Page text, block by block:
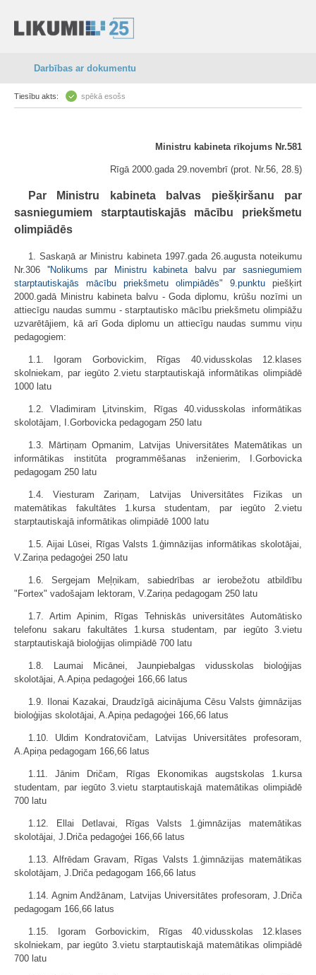
Darbības ar dokumentu
Tiesību akts: spēkā esošs
Ministru kabineta rīkojums Nr.581
Rīgā 2000.gada 29.novembrī (prot. Nr.56, 28.§)
Par Ministru kabineta balvas piešķiršanu par
sasniegumiem starptautiskajās mācību priekšmetu
olimpiādēs
1. Saskaņā ar Ministru kabineta 1997.gada 26.augusta noteikumu
Nr.306 ''Nolikums par Ministru kabineta balvu par sasniegumiem
starptautiskajās mācību priekšmetu olimpiādēs" 9.punktu piešķirt
2000.gadā Ministru kabineta balvu - Goda diplomu, krūšu nozīmi un
attiecīgu naudas summu - starptautisko mācību priekšmetu olimpiāžu
uzvarētājiem, kā arī Goda diplomu un attiecīgu naudas summu viņu
pedagogiem:
1.1. Igoram Gorbovickim, Rīgas 40.vidusskolas 12.klases
skolniekam, par iegūto 2.vietu starptautiskajā informātikas olimpiādē
1000 latu
1.2. Vladimiram Ļitvinskim, Rīgas 40.vidusskolas informātikas
skolotājam, I.Gorbovicka pedagogam 250 latu
1.3. Mārtiņam Opmanim, Latvijas Universitātes Matemātikas un
informātikas institūta programmēšanas inženierim, I.Gorbovicka
pedagogam 250 latu
1.4. Viesturam Zariņam, Latvijas Universitātes Fizikas un
matemātikas fakultātes 1.kursa studentam, par iegūto 2.vietu
starptautiskajā informātikas olimpiādē 1000 latu
1.5. Aijai Lūsei, Rīgas Valsts 1.ģimnāzijas informātikas skolotājai,
V.Zariņa pedagoģei 250 latu
1.6. Sergejam Meļņikam, sabiedrības ar ierobežotu atbildību
"Fortex" vadošajam lektoram, V.Zariņa pedagogam 250 latu
1.7. Artim Apinim, Rīgas Tehniskās universitātes Automātisko
telefonu sakaru fakultātes 1.kursa studentam, par iegūto 3.vietu
starptautiskajā bioloģijas olimpiādē 700 latu
1.8. Laumai Micānei, Jaunpiebalgas vidusskolas bioloģijas
skolotājai, A.Apiņa pedagoģei 166,66 latus
1.9. Ilonai Kazakai, Draudzīgā aicinājuma Cēsu Valsts ģimnāzijas
bioloģijas skolotājai, A.Apiņa pedagoģei 166,66 latus
1.10. Uldim Kondratovičam, Latvijas Universitātes profesoram,
A.Apiņa pedagogam 166,66 latus
1.11. Jānim Dričam, Rīgas Ekonomikas augstskolas 1.kursa
studentam, par iegūto 3.vietu starptautiskajā matemātikas olimpiādē
700 latu
1.12. Ellai Detlavai, Rīgas Valsts 1.ģimnāzijas matemātikas
skolotājai, J.Driča pedagoģei 166,66 latus
1.13. Alfrēdam Gravam, Rīgas Valsts 1.ģimnāzijas matemātikas
skolotājam, J.Driča pedagogam 166,66 latus
1.14. Agnim Andžānam, Latvijas Universitātes profesoram, J.Driča
pedagogam 166,66 latus
1.15. Igoram Gorbovickim, Rīgas 40.vidusskolas 12.klases
skolniekam, par iegūto 3.vietu starptautiskajā matemātikas olimpiādē
700 latu